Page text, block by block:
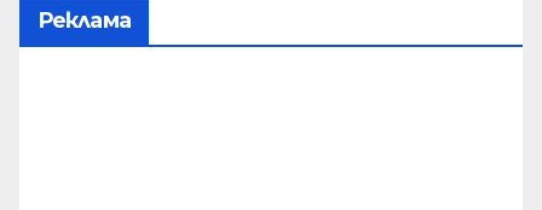
Реклама